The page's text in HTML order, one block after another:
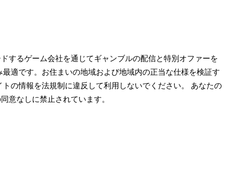
するゲーム会社を通じてギャンブルの配信と特別オファーを
適です。お住まいの地域および地域内の正当な仕様を検証す
の情報を法規制に違反して利用しないでください。 あなたの
意なしに禁止されています。